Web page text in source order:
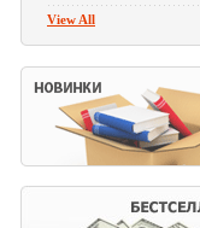
View All